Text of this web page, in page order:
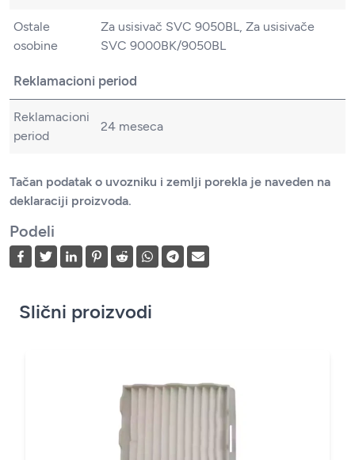
Ostale
osobine
Za usisivač SVC 9050BL, Za usisivače
SVC 9000BK/9050BL
Reklamacioni period
Reklamacioni
period
24 meseca
Tačan podatak o uvozniku i zemlji porekla je naveden na
deklaraciji proizvoda.
Podeli
Slični proizvodi